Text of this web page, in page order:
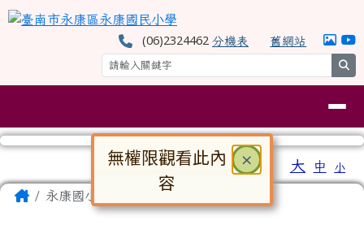
跳至主內容區
臺南市永康區永康國民小學
(06)2324462分機表 舊網站
⏸
大 中 小
主內容區域
Home永康國小
頁尾區域
× 關閉
無權限觀看此內
容
對話框已開啟。請使用 Tab 鍵在